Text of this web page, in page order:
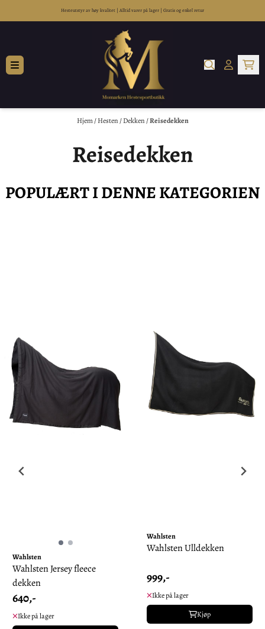
Hopp til innholdHesteutstyr av høy kvalitet | Alltid varer på lager | Gratis og enkel retur
Hjem/Hesten/Dekken/Reisedekken
Reisedekken
POPULÆRT I DENNE KATEGORIEN
Wahlsten
Wahlsten Jersey fleece
dekken
640,-
Ikke på lager
Wahlsten
Wahlsten Ulldekken
999,-
Ikke på lager
Kjøp